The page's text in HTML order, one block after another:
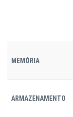
MEMÓRIA
ARMAZENAMENTO